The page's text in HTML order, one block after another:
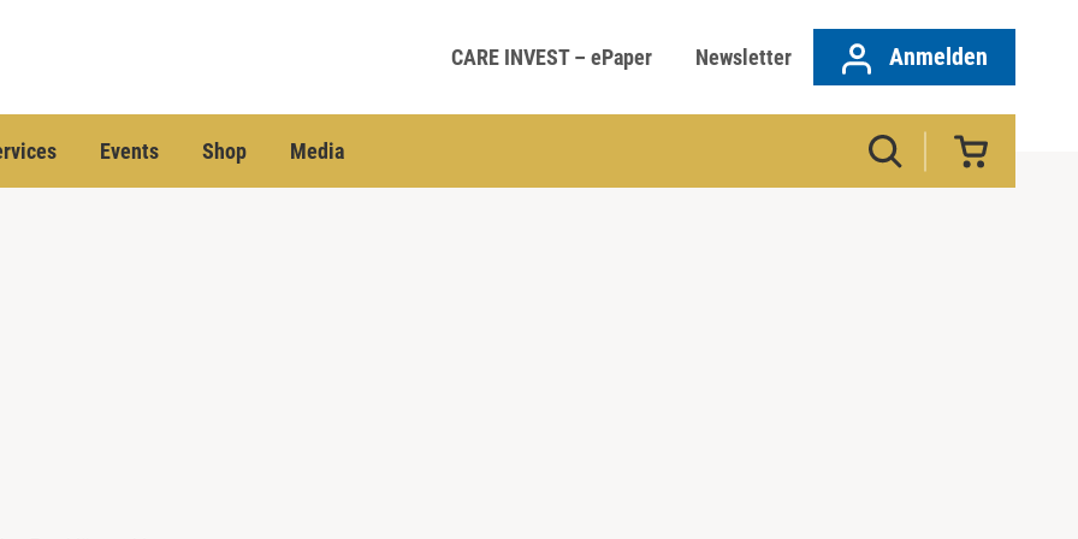
CARE INVEST – ePaper Newsletter Anmelden
Events Shop Media